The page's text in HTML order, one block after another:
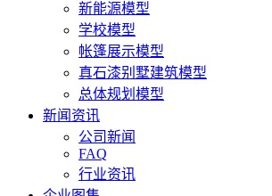
新能源模型
学校模型
帐篷展示模型
真石漆别墅建筑模型
总体规划模型
新闻资讯
公司新闻
FAQ
行业资讯